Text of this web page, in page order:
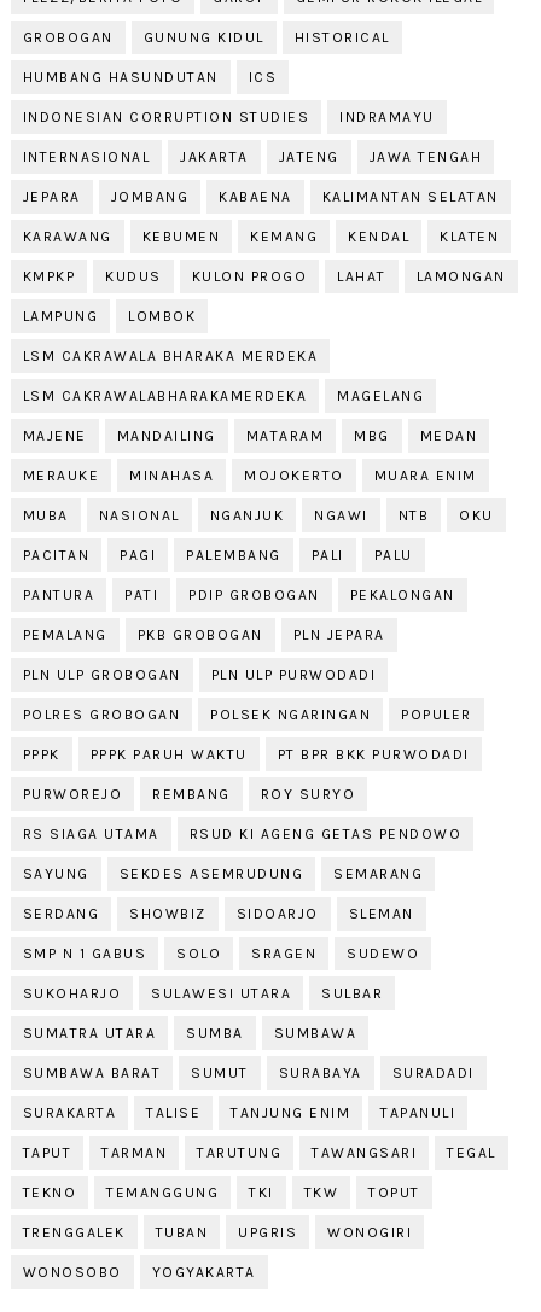
GROBOGAN GUNUNG KIDUL HISTORICAL
HUMBANG HASUNDUTAN ICS
INDONESIAN CORRUPTION STUDIES INDRAMAYU
INTERNASIONAL JAKARTA JATENG JAWA TENGAH
JEPARA JOMBANG KABAENA KALIMANTAN SELATAN
KARAWANG KEBUMEN KEMANG KENDAL KLATEN
KMPKP KUDUS KULON PROGO LAHAT LAMONGAN
LAMPUNG LOMBOK
LSM CAKRAWALA BHARAKA MERDEKA
LSM CAKRAWALABHARAKAMERDEKA MAGELANG
MAJENE MANDAILING MATARAM MBG MEDAN
MERAUKE MINAHASA MOJOKERTO MUARA ENIM
MUBA NASIONAL NGANJUK NGAWI NTB OKU
PACITAN PAGI PALEMBANG PALI PALU
PANTURA PATI PDIP GROBOGAN PEKALONGAN
PEMALANG PKB GROBOGAN PLN JEPARA
PLN ULP GROBOGAN PLN ULP PURWODADI
POLRES GROBOGAN POLSEK NGARINGAN POPULER
PPPK PPPK PARUH WAKTU PT BPR BKK PURWODADI
PURWOREJO REMBANG ROY SURYO
RS SIAGA UTAMA RSUD KI AGENG GETAS PENDOWO
SAYUNG SEKDES ASEMRUDUNG SEMARANG
SERDANG SHOWBIZ SIDOARJO SLEMAN
SMP N 1 GABUS SOLO SRAGEN SUDEWO
SUKOHARJO SULAWESI UTARA SULBAR
SUMATRA UTARA SUMBA SUMBAWA
SUMBAWA BARAT SUMUT SURABAYA SURADADI
SURAKARTA TALISE TANJUNG ENIM TAPANULI
TAPUT TARMAN TARUTUNG TAWANGSARI TEGAL
TEKNO TEMANGGUNG TKI TKW TOPUT
TRENGGALEK TUBAN UPGRIS WONOGIRI
WONOSOBO YOGYAKARTA